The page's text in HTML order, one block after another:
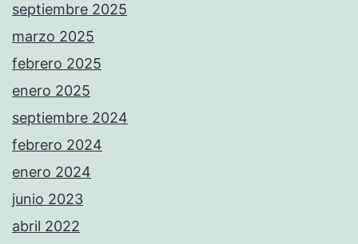
septiembre 2025
marzo 2025
febrero 2025
enero 2025
septiembre 2024
febrero 2024
enero 2024
junio 2023
abril 2022